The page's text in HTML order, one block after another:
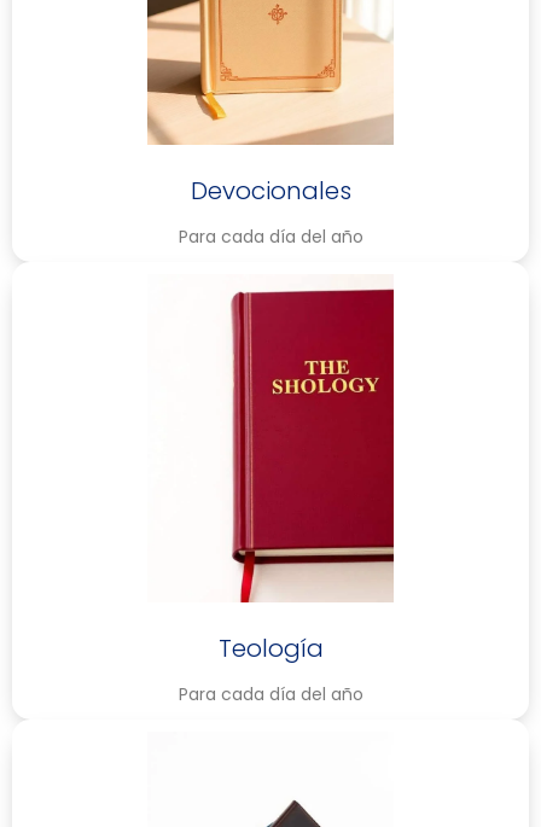
Devocionales
Para cada día del año
Teología
Para cada día del año